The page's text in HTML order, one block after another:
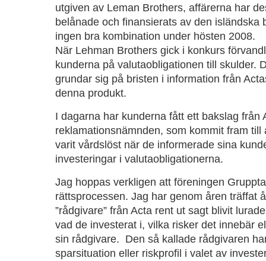
utgiven av Leman Brothers, affärerna har
belånade och finansierats av den
ingen bra kombination under hösten 2008.
När Lehman Brothers gick i konkurs
kunderna på valutaobligationen till skulder.
grundar sig på bristen i information från
denna produkt.
I dagarna har kunderna fått ett bakslag från
reklamationsnämnden, som kommit fram
varit vårdslöst när de informerade sina
investeringar i valutaobligationerna.
Jag hoppas verkligen att föreningen
rättsprocessen. Jag har genom åren träffat
”rådgivare” från Acta rent ut sagt blivit
vad de investerat i, vilka risker det innebär
sin rådgivare. Den så kallade rådgivaren
sparsituation eller riskprofil i valet av